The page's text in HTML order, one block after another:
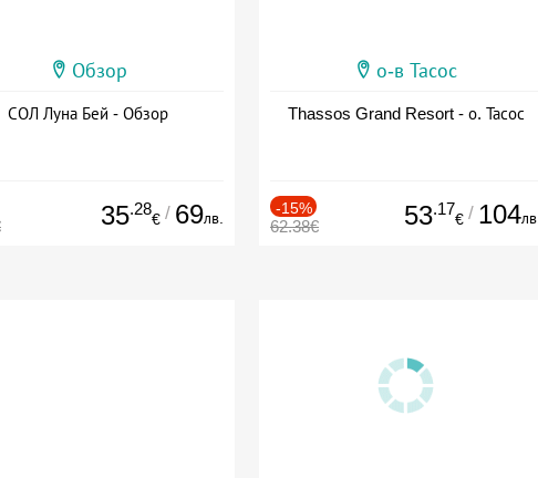
Обзор
СОЛ Луна Бей - Обзор
35.28
€ / 69лв.
о-в Тасос
Thassos Grand Resort - о. Тасос
-15%
62.38€ 53.17
€ / 104лв.